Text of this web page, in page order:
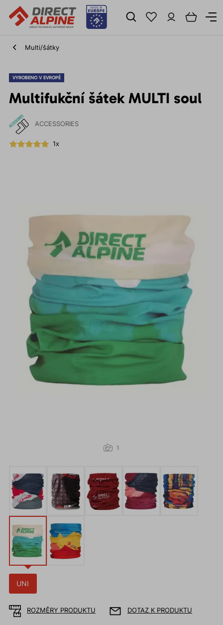
Multi/šátky
VYROBENO V EVROPĚ
Multifukční šátek MULTI soul
ACCESSORIES
1x
1
UNI
ROZMĚRY PRODUKTU DOTAZ K PRODUKTU